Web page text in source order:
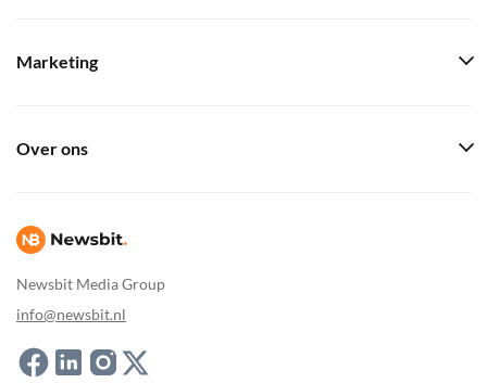
Newsbit Media Group
info@newsbit.nl
Marketing
Over ons